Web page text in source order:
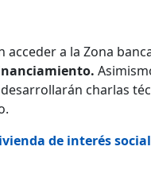
a la Zona
desarrollarán charlas
de interés